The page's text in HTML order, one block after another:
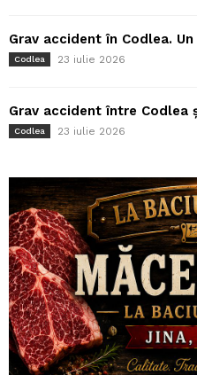
Grav accident în Codlea.
Codlea 23 iulie 2026
Grav accident între Codlea
Codlea 23 iulie 2026